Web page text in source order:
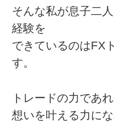
そんな私が息子二
経験を
できているのはFX
す。
トレードの力であ
想いを叶える力にな